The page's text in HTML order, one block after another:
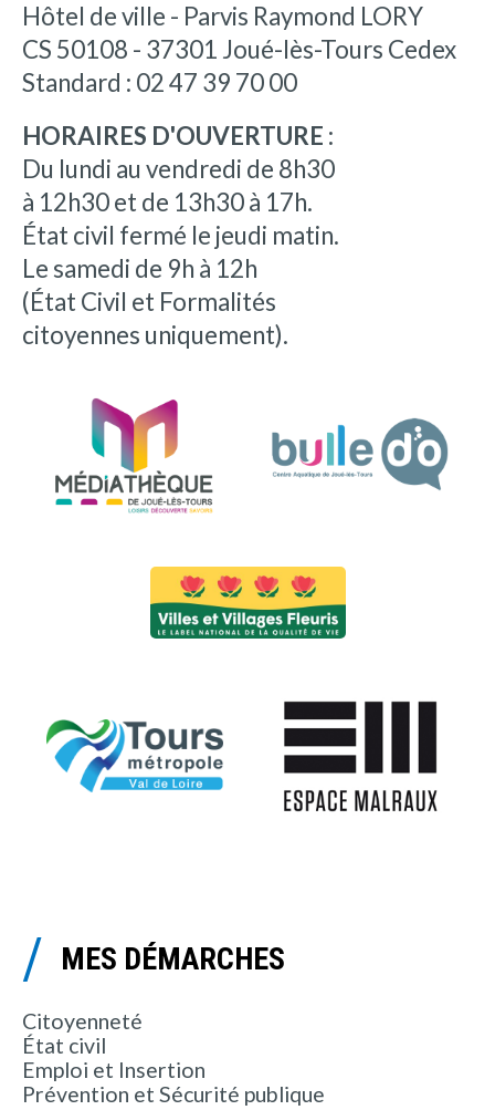
Hôtel de ville - Parvis Raymond LORY
CS 50108 - 37301 Joué-lès-Tours Cedex
Standard : 02 47 39 70 00
HORAIRES D'OUVERTURE :
Du lundi au vendredi de 8h30
à 12h30 et de 13h30 à 17h.
État civil fermé le jeudi matin.
Le samedi de 9h à 12h
(État Civil et Formalités
citoyennes uniquement).
MES DÉMARCHES
Citoyenneté
État civil
Emploi et Insertion
Prévention et Sécurité publique